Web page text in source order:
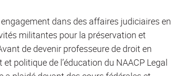
dans des affaires judiciaires en
militantes pour la préservation et
de devenir professeure de droit en
politique de l’éducation du NAACP Legal